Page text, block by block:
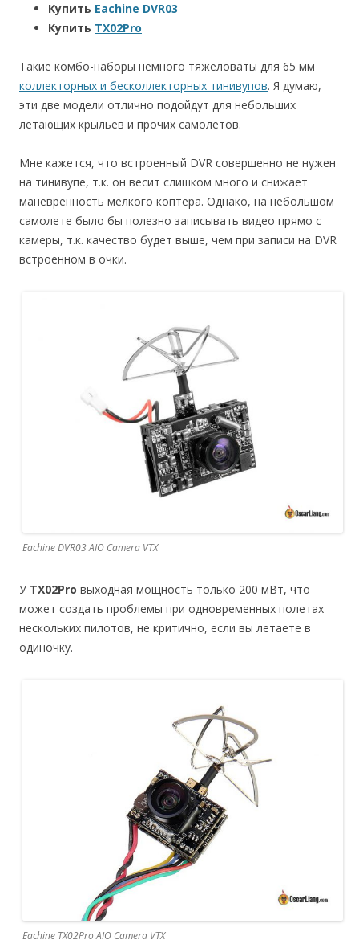
Купить Eachine DVR03
Купить TX02Pro
Такие комбо-наборы немного тяжеловаты для 65 мм
коллекторных и бесколлекторных тинивупов. Я думаю,
эти две модели отлично подойдут для небольших
летающих крыльев и прочих самолетов.
Мне кажется, что встроенный DVR совершенно не нужен
на тинивупе, т.к. он весит слишком много и снижает
маневренность мелкого коптера. Однако, на небольшом
самолете было бы полезно записывать видео прямо с
камеры, т.к. качество будет выше, чем при записи на DVR
встроенном в очки.
Eachine DVR03 AIO Camera VTX
У TX02Pro выходная мощность только 200 мВт, что
может создать проблемы при одновременных полетах
нескольких пилотов, не критично, если вы летаете в
одиночку.
Eachine TX02Pro AIO Camera VTX